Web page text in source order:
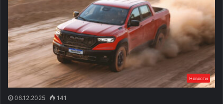
Новости
06.12.2025 141